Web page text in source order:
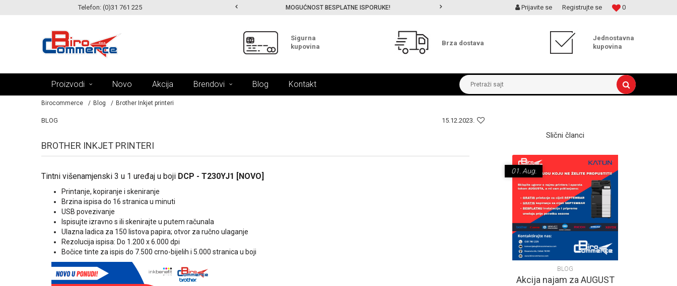
Telefon: (0)31 761 225
MOGUĆNOST ISPORUKE ZA 24H! MOGUĆNOST BESPLATNE ISPORUKE! MOGUĆNOST ISPORUKE ZA 24H! 0
Prijavite se Registrujte se
Sigurna
kupovina
Brza dostava
Jednostavna
kupovina
Proizvodi Novo Akcija Brendovi Blog Kontakt Pretraži sajt
Birocommerce Blog Brother Inkjet printeri
BLOG 15.12.2023.
BROTHER INKJET PRINTERI
Tintni višenamjenski 3 u 1 uređaj u boji DCP - T230YJ1 [NOVO]
Printanje, kopiranje i skeniranje
Brzina ispisa do 16 stranica u minuti
USB povezivanje
Ispisujte izravno s ili skenirajte u putem računala
Ulazna ladica za 150 listova papira; otvor za ručno ulaganje
Rezolucija ispisa: Do 1.200 x 6.000 dpi
Bočice tinte za ispis do 7.500 crno-bijelih i 5.000 stranica u boji
Slični članci
01. Aug.
BLOG
Akcija najam za AUGUST